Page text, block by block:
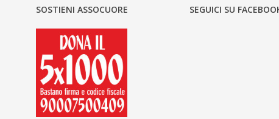
SOSTIENI ASSOCUORE SEGUICI SU